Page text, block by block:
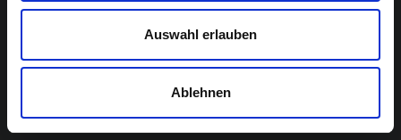
Auswahl erlauben
Ablehnen